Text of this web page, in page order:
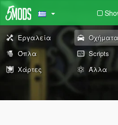
Εργαλεία Οχήματα
Όπλα
Scripts
Χάρτες
Άλλα